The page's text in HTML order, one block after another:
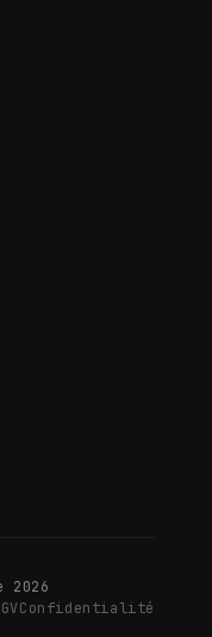
2026
Confidentialité